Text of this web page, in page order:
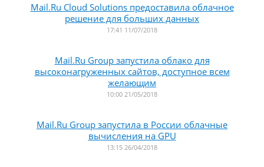
Mail.Ru Cloud Solutions предоставила облачное
решение для больших данных
17:41 11/07/2018
Mail.Ru Group запустила облако для
высоконагруженных сайтов, доступное всем
желающим
10:00 21/05/2018
Mail.Ru Group запустила в России облачные
вычисления на GPU
13:15 26/04/2018